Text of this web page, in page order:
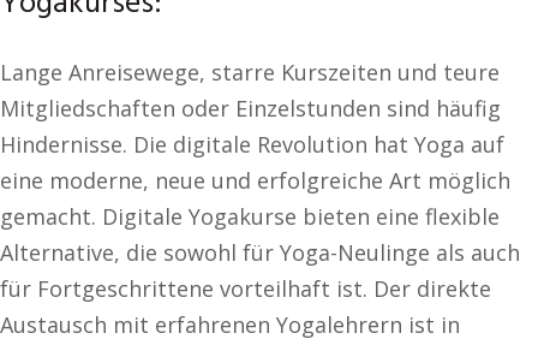
Lange Anreisewege, starre Kurszeiten und teure
Mitgliedschaften oder Einzelstunden sind häufig
Hindernisse. Die digitale Revolution hat Yoga auf
eine moderne, neue und erfolgreiche Art möglich
gemacht. Digitale Yogakurse bieten eine flexible
Alternative, die sowohl für Yoga-Neulinge als auch
für Fortgeschrittene vorteilhaft ist. Der direkte
Austausch mit erfahrenen Yogalehrern ist in